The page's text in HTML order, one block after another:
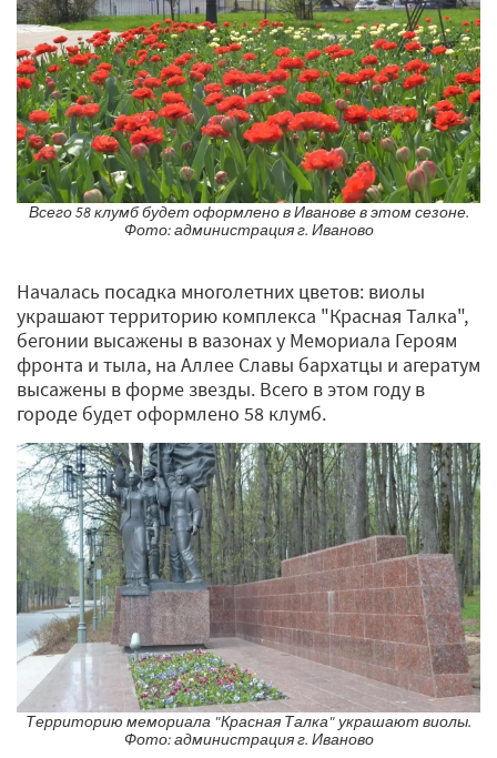
Всего 58 клумб будет оформлено в Иванове в этом сезоне.
Фото: администрация г. Иваново
Началась посадка многолетних цветов: виолы
украшают территорию комплекса "Красная Талка",
бегонии высажены в вазонах у Мемориала Героям
фронта и тыла, на Аллее Славы бархатцы и агератум
высажены в форме звезды. Всего в этом году в
городе будет оформлено 58 клумб.
Территорию мемориала "Красная Талка" украшают виолы.
Фото: администрация г. Иваново